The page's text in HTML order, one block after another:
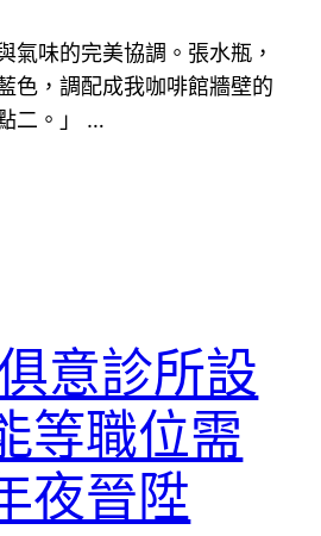
氣味的完美協調。張水瓶，
色，調配成我咖啡館牆壁的
二。」 …
意診所設
等職位需
夜晉陞